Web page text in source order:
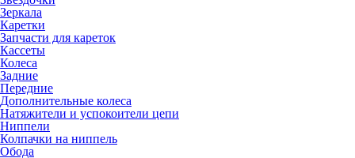
Зеркала
Каретки
Запчасти для кареток
Кассеты
Колеса
Задние
Передние
Дополнительные колеса
Натяжители и успокоители цепи
Ниппели
Колпачки на ниппель
Обода